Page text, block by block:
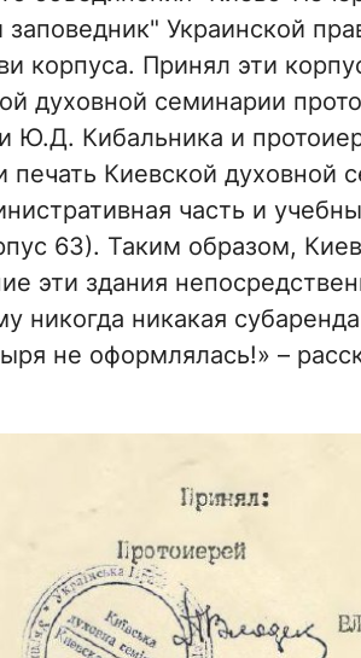
Украинской
корпуса. Принял эти
духовной семинарии
Ю.Д. Кибальника и
Киевской духовной
часть и
63). Таким образом,
эти здания
никогда никакая
не оформлялась!» –